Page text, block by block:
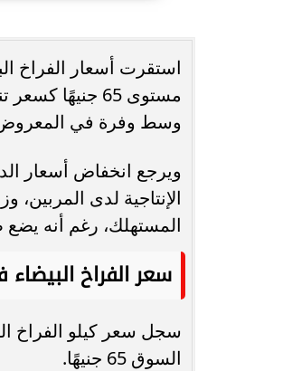
وسط وفرة في المعروض
ويرجع انخفاض أسعار
الإنتاجية لدى
المستهلك، رغم أنه
سعر الفراخ
السوق 65 جنيهًا.
انغام تختار جدة محطة اولى لتدشين
البومها